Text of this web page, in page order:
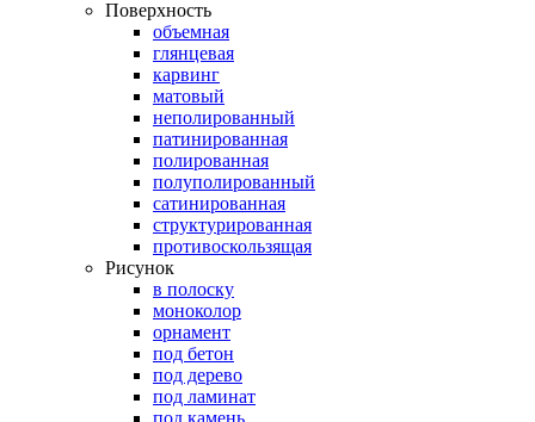
Поверхность
объемная
глянцевая
карвинг
матовый
неполированный
патинированная
полированная
полуполированный
сатинированная
структурированная
противоскользящая
Рисунок
в полоску
моноколор
орнамент
под бетон
под дерево
под ламинат
под камень